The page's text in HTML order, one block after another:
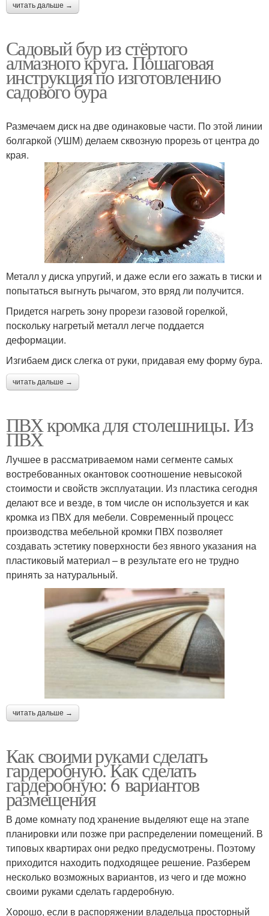
читать дальше →
Садовый бур из стёртого
алмазного круга. Пошаговая
инструкция по изготовлению
садового бура
Размечаем диск на две одинаковые части. По этой линии
болгаркой (УШМ) делаем сквозную прорезь от центра до
края.
Металл у диска упругий, и даже если его зажать в тиски и
попытаться выгнуть рычагом, это вряд ли получится.
Придется нагреть зону прорези газовой горелкой,
поскольку нагретый металл легче поддается
деформации.
Изгибаем диск слегка от руки, придавая ему форму бура.
читать дальше →
ПВХ кромка для столешницы. Из
ПВХ
Лучшее в рассматриваемом нами сегменте самых
востребованных окантовок соотношение невысокой
стоимости и свойств эксплуатации. Из пластика сегодня
делают все и везде, в том числе он используется и как
кромка из ПВХ для мебели. Современный процесс
производства мебельной кромки ПВХ позволяет
создавать эстетику поверхности без явного указания на
пластиковый материал – в результате его не трудно
принять за натуральный.
читать дальше →
Как своими руками сделать
гардеробную. Как сделать
гардеробную: 6 вариантов
размещения
В доме комнату под хранение выделяют еще на этапе
планировки или позже при распределении помещений. В
типовых квартирах они редко предусмотрены. Поэтому
приходится находить подходящее решение. Разберем
несколько возможных вариантов, из чего и где можно
своими руками сделать гардеробную.
Хорошо, если в распоряжении владельца просторный